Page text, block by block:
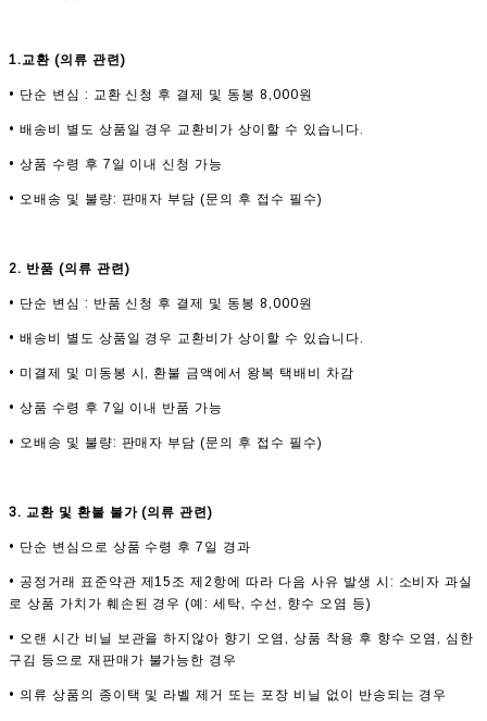
1.교환 (의류 관련)
• 단순 변심 : 교환 신청 후 결제 및 동봉 8,000원
• 배송비 별도 상품일 경우 교환비가 상이할 수 있습니다.
• 상품 수령 후 7일 이내 신청 가능
• 오배송 및 불량: 판매자 부담 (문의 후 접수 필수)
2. 반품 (의류 관련)
• 단순 변심 : 반품 신청 후 결제 및 동봉 8,000원
• 배송비 별도 상품일 경우 교환비가 상이할 수 있습니다.
• 미결제 및 미동봉 시, 환불 금액에서 왕복 택배비 차감
• 상품 수령 후 7일 이내 반품 가능
• 오배송 및 불량: 판매자 부담 (문의 후 접수 필수)
3. 교환 및 환불 불가 (의류 관련)
• 단순 변심으로 상품 수령 후 7일 경과
• 공정거래 표준약관 제15조 제2항에 따라 다음 사유 발생 시: 소비자 과실
로 상품 가치가 훼손된 경우 (예: 세탁, 수선, 향수 오염 등)
• 오랜 시간 비닐 보관을 하지않아 향기 오염, 상품 착용 후 향수 오염, 심한
구김 등으로 재판매가 불가능한 경우
• 의류 상품의 종이택 및 라벨 제거 또는 포장 비닐 없이 반송되는 경우